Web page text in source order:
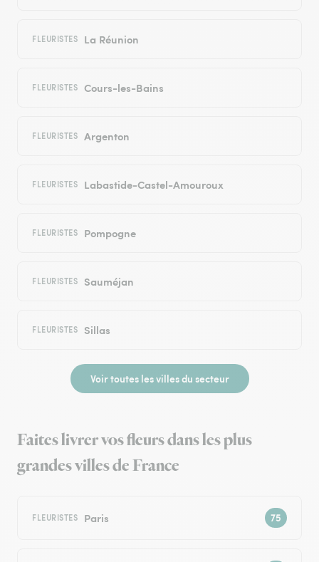
FLEURISTES La Réunion
FLEURISTES Cours-les-Bains
FLEURISTES Argenton
FLEURISTES Labastide-Castel-Amouroux
FLEURISTES Pompogne
FLEURISTES Sauméjan
FLEURISTES Sillas
Voir toutes les villes du secteur
Faites livrer vos fleurs dans les plus
grandes villes de France
FLEURISTES Paris